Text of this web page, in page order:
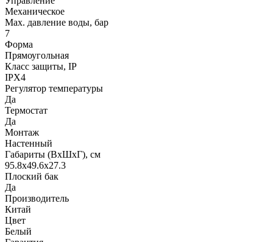
Механическое
Max. давление воды, бар
7
Форма
Прямоугольная
Класс защиты, IP
IPX4
Регулятор температуры
Да
Термостат
Да
Монтаж
Настенный
Габариты (ВхШхГ), см
95.8x49.6x27.3
Плоский бак
Да
Производитель
Китай
Цвет
Белый